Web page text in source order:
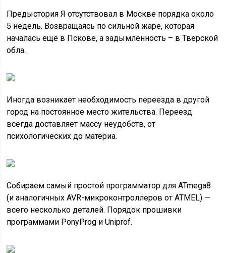
Предыстория Я отсутствовал в Москве порядка около
5 недель. Возвращаясь по сильной жаре, которая
началась ещё в Пскове, а задымлённость – в Тверской
обла.
Иногда возникает необходимость переезда в другой
город на постоянное место жительства. Переезд
всегда доставляет массу неудобств, от
психологических до материа.
Собираем самый простой программатор для ATmega8
(и аналогичных AVR-микроконтроллеров от ATMEL) —
всего несколько деталей. Порядок прошивки
программами PonyProg и Uniprof.